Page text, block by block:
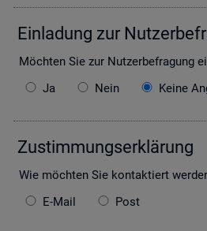
Ein­la­dung zur
Möch­ten Sie zur Nut­zer­be­fra­gung
Ja
Nein Keine
Zu­stim­mungs­er­klä­rung
Wie möch­ten Sie kon­tak­tiert
E-Mail
Post